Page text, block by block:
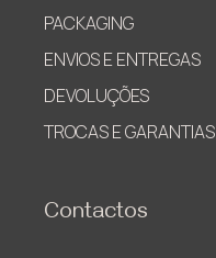
PACKAGING
ENVIOS E ENTREGAS
DEVOLUÇÕES
TROCAS E GARANTIAS
Contactos